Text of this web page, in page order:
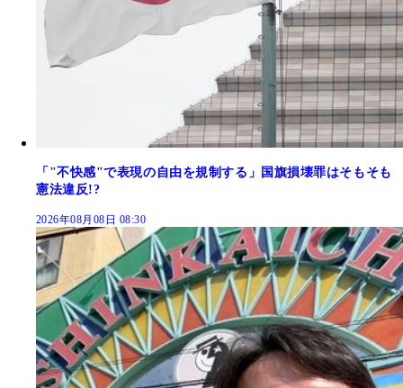
「"不快感"で表現の自由を規制する」国旗損壊罪はそもそも
憲法違反!?
2026年08月08日 08:30